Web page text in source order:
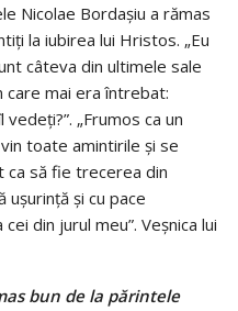
Nicolae Bordașiu a rămas
la iubirea lui Hristos. „Eu
câteva din ultimele sale
mai era întrebat:
„Frumos ca un
toate amintirile și se
ca să fie trecerea din
ușurință și cu pace
din jurul meu”. Veșnica lui
bun de la părintele